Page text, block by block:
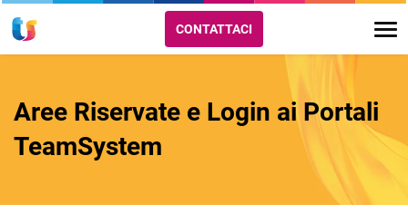
CONTATTACI
Aree Riservate e Login ai Portali
TeamSystem